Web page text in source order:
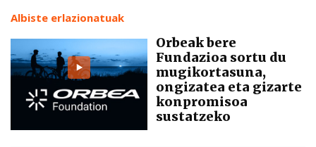
Albiste erlazionatuak
Orbeak bere
Fundazioa sortu du
mugikortasuna,
ongizatea eta gizarte
konpromisoa
sustatzeko